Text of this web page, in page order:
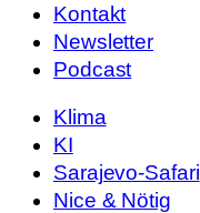
Kontakt
Newsletter
Podcast
Klima
KI
Sarajevo-Safari
Nice & Nötig